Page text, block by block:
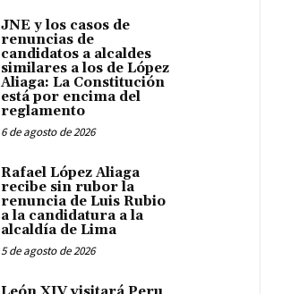
JNE y los casos de
renuncias de
candidatos a alcaldes
similares a los de López
Aliaga: La Constitución
está por encima del
reglamento
6 de agosto de 2026
Rafael López Aliaga
recibe sin rubor la
renuncia de Luis Rubio
a la candidatura a la
alcaldía de Lima
5 de agosto de 2026